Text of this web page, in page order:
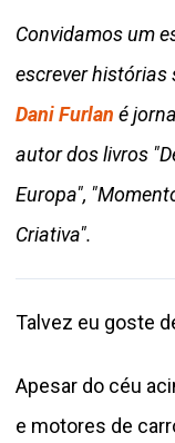
Convidamos um
escrever histórias
Dani Furlan é
autor dos livros
Europa",
Criativa".
Talvez eu goste
Apesar do céu
e motores de